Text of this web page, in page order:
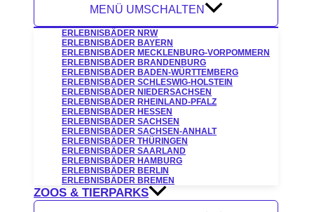
MENÜ UMSCHALTEN
ERLEBNISBÄDER NRW
ERLEBNISBÄDER BAYERN
ERLEBNISBÄDER MECKLENBURG-VORPOMMERN
ERLEBNISBÄDER BRANDENBURG
ERLEBNISBÄDER BADEN-WÜRTTEMBERG
ERLEBNISBÄDER SCHLESWIG-HOLSTEIN
ERLEBNISBÄDER NIEDERSACHSEN
ERLEBNISBÄDER RHEINLAND-PFALZ
ERLEBNISBÄDER HESSEN
ERLEBNISBÄDER SACHSEN
ERLEBNISBÄDER SACHSEN-ANHALT
ERLEBNISBÄDER THÜRINGEN
ERLEBNISBÄDER SAARLAND
ERLEBNISBÄDER HAMBURG
ERLEBNISBÄDER BERLIN
ERLEBNISBÄDER BREMEN
ZOOS & TIERPARKS